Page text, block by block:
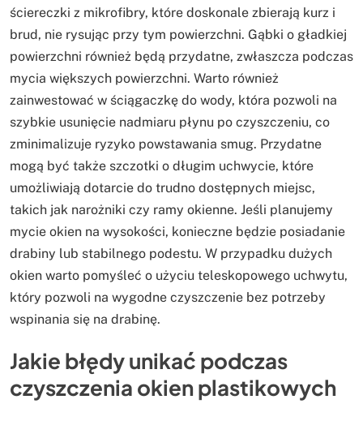
ściereczki z mikrofibry, które doskonale zbierają kurz i
brud, nie rysując przy tym powierzchni. Gąbki o gładkiej
powierzchni również będą przydatne, zwłaszcza podczas
mycia większych powierzchni. Warto również
zainwestować w ściągaczkę do wody, która pozwoli na
szybkie usunięcie nadmiaru płynu po czyszczeniu, co
zminimalizuje ryzyko powstawania smug. Przydatne
mogą być także szczotki o długim uchwycie, które
umożliwiają dotarcie do trudno dostępnych miejsc,
takich jak narożniki czy ramy okienne. Jeśli planujemy
mycie okien na wysokości, konieczne będzie posiadanie
drabiny lub stabilnego podestu. W przypadku dużych
okien warto pomyśleć o użyciu teleskopowego uchwytu,
który pozwoli na wygodne czyszczenie bez potrzeby
wspinania się na drabinę.
Jakie błędy unikać podczas
czyszczenia okien plastikowych